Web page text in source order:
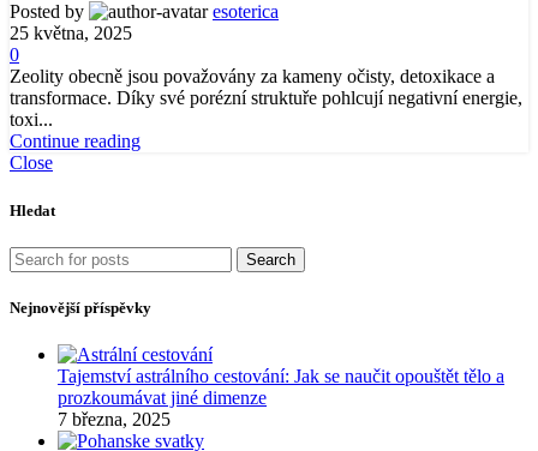
Posted by
esoterica
25 května, 2025
0
Zeolity obecně jsou považovány za kameny očisty, detoxikace a
transformace. Díky své porézní struktuře pohlcují negativní energie,
toxi...
Continue reading
Close
Hledat
Search
Nejnovější příspěvky
Tajemství astrálního cestování: Jak se naučit opouštět tělo a
prozkoumávat jiné dimenze
7 března, 2025